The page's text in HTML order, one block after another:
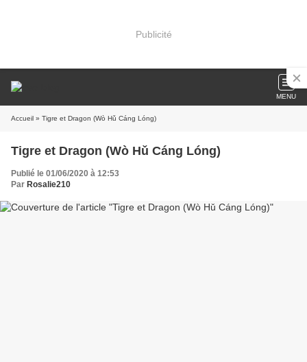
Publicité
MENU
Accueil » Tigre et Dragon (Wò Hǔ Cáng Lóng)
Tigre et Dragon (Wò Hǔ Cáng Lóng)
Publié le 01/06/2020 à 12:53
Par Rosalie210